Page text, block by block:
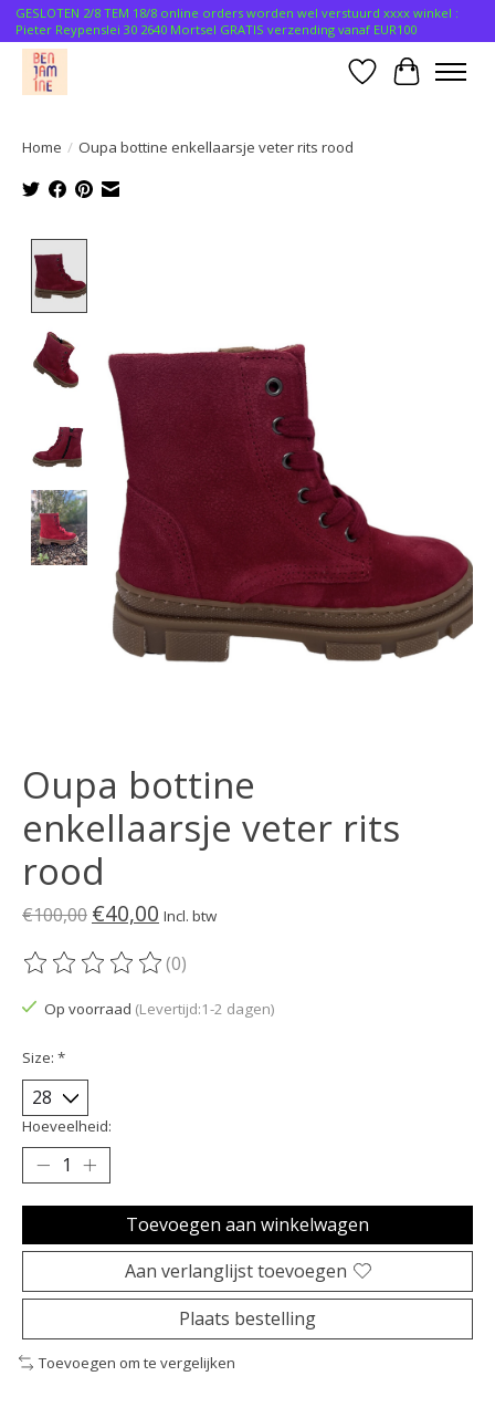
GESLOTEN 2/8 TEM 18/8 online orders worden wel verstuurd xxxx winkel :
Pieter Reypenslei 30 2640 Mortsel GRATIS verzending vanaf EUR100
Verlanglijst
Home / Oupa bottine enkellaarsje veter rits rood
Oupa bottine
enkellaarsje veter rits
rood
€100,00 €40,00 Incl. btw
De beoordeling van dit product is
(0)
Op voorraad (Levertijd:1-2 dagen)
Size: *
Hoeveelheid:
Toevoegen aan winkelwagen
Aan verlanglijst toevoegen
Plaats bestelling
Toevoegen om te vergelijken